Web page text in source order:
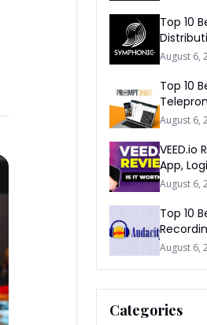
Top 10
The
August 6,
Top 10
2026
August 6,
VEED.io
App,
August 6,
Top 10
2026
August 6,
Categories